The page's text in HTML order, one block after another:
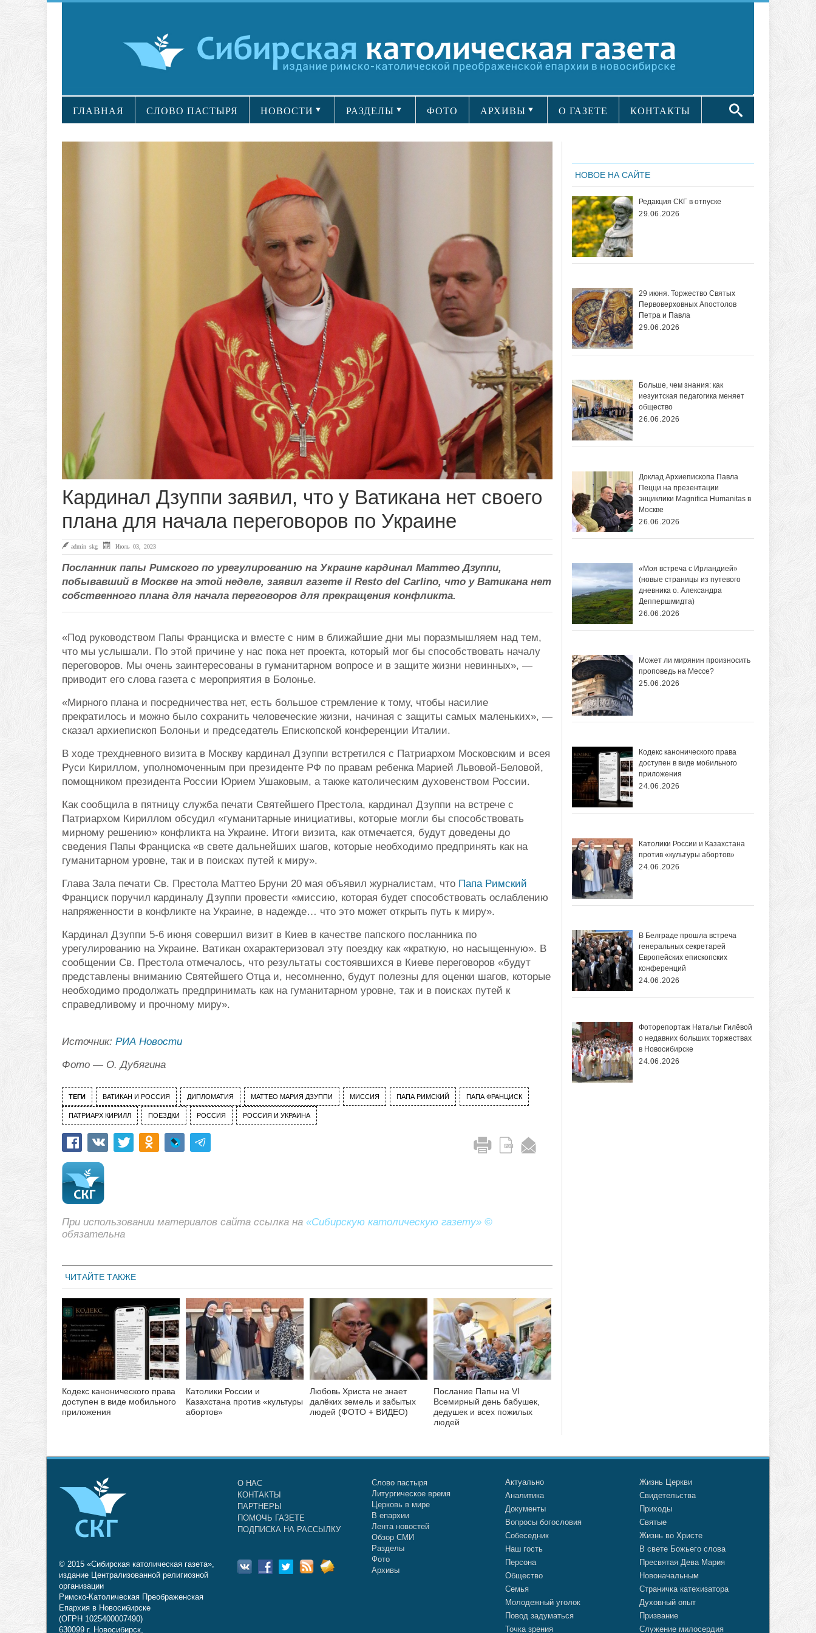
ГЛАВНАЯ СЛОВО ПАСТЫРЯ НОВОСТИ РАЗДЕЛЫ ФОТО АРХИВЫ О ГАЗЕТЕ КОНТАКТЫ
Кардинал Дзуппи заявил, что у Ватикана нет своего
плана для начала переговоров по Украине
admin skg Июль 03, 2023
Посланник папы Римского по урегулированию на Украине кардинал Маттео Дзуппи,
побывавший в Москве на этой неделе, заявил газете il Resto del Carlino, что у Ватикана нет
собственного плана для начала переговоров для прекращения конфликта.
«Под руководством Папы Франциска и вместе с ним в ближайшие дни мы поразмышляем над тем,
что мы услышали. По этой причине у нас пока нет проекта, который мог бы способствовать началу
переговоров. Мы очень заинтересованы в гуманитарном вопросе и в защите жизни невинных», —
приводит его слова газета с мероприятия в Болонье.
«Мирного плана и посредничества нет, есть большое стремление к тому, чтобы насилие
прекратилось и можно было сохранить человеческие жизни, начиная с защиты самых маленьких», —
сказал архиепископ Болоньи и председатель Епископской конференции Италии.
В ходе трехдневного визита в Москву кардинал Дзуппи встретился с Патриархом Московским и всея
Руси Кириллом, уполномоченным при президенте РФ по правам ребенка Марией Львовой-Беловой,
помощником президента России Юрием Ушаковым, а также католическим духовенством России.
Как сообщила в пятницу служба печати Святейшего Престола, кардинал Дзуппи на встрече с
Патриархом Кириллом обсудил «гуманитарные инициативы, которые могли бы способствовать
мирному решению» конфликта на Украине. Итоги визита, как отмечается, будут доведены до
сведения Папы Франциска «в свете дальнейших шагов, которые необходимо предпринять как на
гуманитарном уровне, так и в поисках путей к миру».
Глава Зала печати Св. Престола Маттео Бруни 20 мая объявил журналистам, что Папа Римский
Франциск поручил кардиналу Дзуппи провести «миссию, которая будет способствовать ослаблению
напряженности в конфликте на Украине, в надежде… что это может открыть путь к миру».
Кардинал Дзуппи 5-6 июня совершил визит в Киев в качестве папского посланника по
урегулированию на Украине. Ватикан охарактеризовал эту поездку как «краткую, но насыщенную». В
сообщении Св. Престола отмечалось, что результаты состоявшихся в Киеве переговоров «будут
представлены вниманию Святейшего Отца и, несомненно, будут полезны для оценки шагов, которые
необходимо продолжать предпринимать как на гуманитарном уровне, так и в поисках путей к
справедливому и прочному миру».
Источник: РИА Новости
Фото — О. Дубягина
ТЕГИ ВАТИКАН И РОССИЯ ДИПЛОМАТИЯ МАТТЕО МАРИЯ ДЗУППИ МИССИЯ ПАПА РИМСКИЙ ПАПА ФРАНЦИСК
ПАТРИАРХ КИРИЛЛ ПОЕЗДКИ РОССИЯ РОССИЯ И УКРАИНА
При использовании материалов сайта ссылка на «Сибирскую католическую газету» ©
обязательна
ЧИТАЙТЕ ТАКЖЕ
Кодекс канонического права
доступен в виде мобильного
приложения
Католики России и
Казахстана против «культуры
абортов»
Любовь Христа не знает
далёких земель и забытых
людей (ФОТО + ВИДЕО)
Послание Папы на VI
Всемирный день бабушек,
дедушек и всех пожилых
людей
НОВОЕ НА САЙТЕ
Редакция СКГ в отпуске
29.06.2026
29 июня. Торжество Святых
Первоверховных Апостолов
Петра и Павла
29.06.2026
Больше, чем знания: как
иезуитская педагогика меняет
общество
26.06.2026
Доклад Архиепископа Павла
Пецци на презентации
энциклики Magnifica Нumanitas в
Москве
26.06.2026
«Моя встреча с Ирландией»
(новые страницы из путевого
дневника о. Александра
Деппершмидта)
26.06.2026
Может ли мирянин произносить
проповедь на Мессе?
25.06.2026
Кодекс канонического права
доступен в виде мобильного
приложения
24.06.2026
Католики России и Казахстана
против «культуры абортов»
24.06.2026
В Белграде прошла встреча
генеральных секретарей
Европейских епископских
конференций
24.06.2026
Фоторепортаж Натальи Гилёвой
о недавних больших торжествах
в Новосибирске
24.06.2026
© 2015 «Сибирская католическая газета»,
издание Централизованной религиозной
организации
Римско-Католическая Преображенская
Епархия в Новосибирске
(ОГРН 1025400007490)
630099 г. Новосибирск,
О НАС
КОНТАКТЫ
ПАРТНЕРЫ
ПОМОЧЬ ГАЗЕТЕ
ПОДПИСКА НА РАССЫЛКУ
Слово пастыря
Литургическое время
Церковь в мире
В епархии
Лента новостей
Обзор СМИ
Разделы
Фото
Архивы
Актуально
Аналитика
Документы
Вопросы богословия
Собеседник
Наш гость
Персона
Общество
Семья
Молодежный уголок
Повод задуматься
Точка зрения
Жизнь Церкви
Свидетельства
Приходы
Святые
Жизнь во Христе
В свете Божьего слова
Пресвятая Дева Мария
Новоначальным
Страничка катехизатора
Духовный опыт
Призвание
Служение милосердия